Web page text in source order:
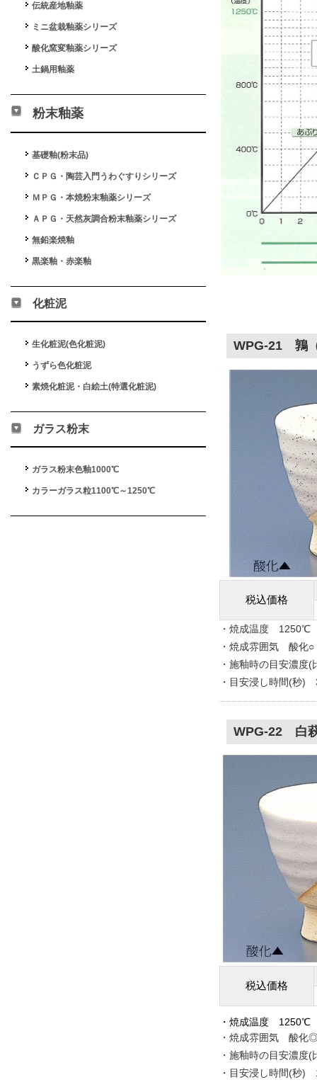
WPG-21 鶉
税込価格
・焼成温度 1250℃
・焼成雰囲気 酸
・施釉時の目安濃
・目安浸し時間(秒)
WPG-22 白
税込価格
・焼成温度 1250℃
・焼成雰囲気 酸
・施釉時の目安濃
・目安浸し時間(秒)
伝統産地釉薬
ミニ盆栽釉薬シリーズ
酸化窯変釉薬シリーズ
土鍋用釉薬
粉末釉薬
基礎釉(粉末品)
ＣＰＧ・陶芸入門うわぐすりシリーズ
ＭＰＧ・本焼粉末釉薬シリーズ
ＡＰＧ・天然灰調合粉末釉薬シリーズ
無鉛楽焼釉
黒楽釉・赤楽釉
化粧泥
生化粧泥(色化粧泥)
うずら色化粧泥
素焼化粧泥・白絵土(特選化粧泥)
ガラス粉末
ガラス粉末色釉1000℃
カラーガラス粒1100℃～1250℃